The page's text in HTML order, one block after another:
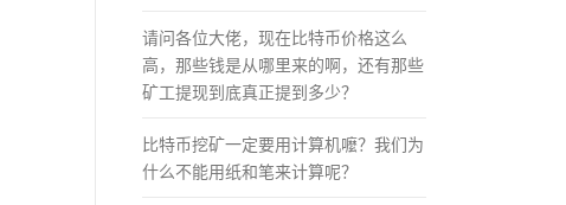
请问各位大佬，现在比特币价格这么
高，那些钱是从哪里来的啊，还有那些
矿工提现到底真正提到多少？
比特币挖矿一定要用计算机嚒？我们为
什么不能用纸和笔来计算呢？